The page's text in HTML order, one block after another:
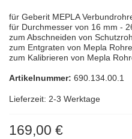
für Geberit MEPLA
für Durchmesser von 16 mm -
zum Abschneiden von
zum Entgraten von Mepla
zum Kalibrieren von Mepla
Artikelnummer: 690.134.00.1
Lieferzeit: 2-3 Werktage
169,00 €